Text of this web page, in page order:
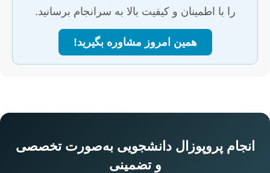
را با اطمینان و کیفیت بالا به سرانجام برسانید.
همین امروز مشاوره بگیرید!
انجام پروپوزال دانشجویی به‌صورت تخصصی
و تضمینی